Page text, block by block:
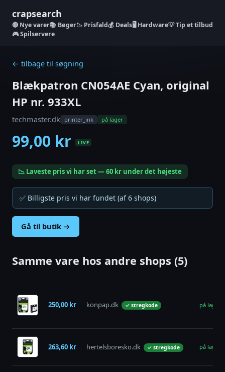
crapsearch
Nye varer📚 Bøger📉 Prisfald💰 Deals🖥️ Hardware💡 Tip et tilbud
🎮 Spilservere
← tilbage til søgning
Blækpatron CN054AE Cyan, original
HP nr. 933XL
techmaster.dk printer_ink på lager
99,00 kr LIVE
📉 Laveste pris vi har set — 60 kr under det højeste
✅ Billigste pris vi har fundet (af 6 shops)
Gå til butik →
Samme vare hos andre shops (5)
250,00 kr konpap.dk ✓ stregkode på lager
263,60 kr hertelsboresko.dk ✓ stregkode på lager